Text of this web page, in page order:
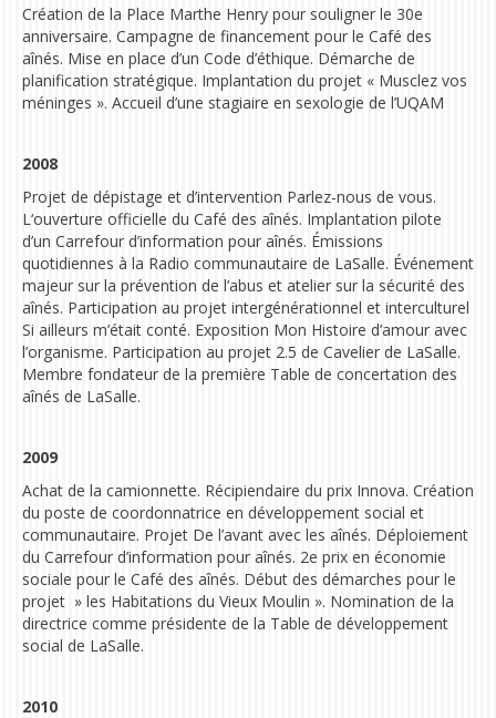
Création de la Place Marthe Henry pour souligner le 30e
anniversaire. Campagne de financement pour le Café des
aînés. Mise en place d’un Code d’éthique. Démarche de
planification stratégique. Implantation du projet « Musclez vos
méninges ». Accueil d’une stagiaire en sexologie de l’UQAM
2008
Projet de dépistage et d’intervention Parlez-nous de vous.
L‘ouverture officielle du Café des aînés. Implantation pilote
d’un Carrefour d’information pour aînés. Émissions
quotidiennes à la Radio communautaire de LaSalle. Événement
majeur sur la prévention de l’abus et atelier sur la sécurité des
aînés. Participation au projet intergénérationnel et interculturel
Si ailleurs m’était conté. Exposition Mon Histoire d’amour avec
l’organisme. Participation au projet 2.5 de Cavelier de LaSalle.
Membre fondateur de la première Table de concertation des
aînés de LaSalle.
2009
Achat de la camionnette. Récipiendaire du prix Innova. Création
du poste de coordonnatrice en développement social et
communautaire. Projet De l’avant avec les aînés. Déploiement
du Carrefour d’information pour aînés. 2e prix en économie
sociale pour le Café des aînés. Début des démarches pour le
projet » les Habitations du Vieux Moulin ». Nomination de la
directrice comme présidente de la Table de développement
social de LaSalle.
2010